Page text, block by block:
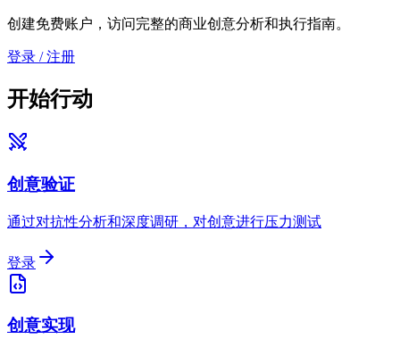
创建免费账户，访问完整的商业创意分析和执行指南。
登录 / 注册
开始行动
创意验证
通过对抗性分析和深度调研，对创意进行压力测试
登录
创意实现